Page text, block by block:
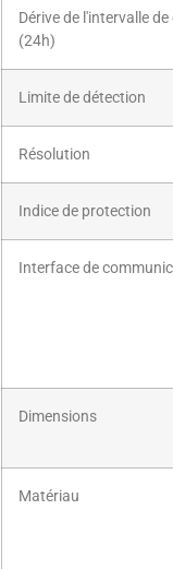
Dérive de l'intervalle
(24h)
Limite de détection
Résolution
Indice de protection
Interface de
Dimensions
Matériau